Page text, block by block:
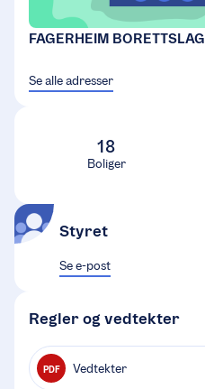
FAGERHEIM BORETTSLAG
Se alle adresser
18
Boliger
Styret
Se e-post
Regler og vedtekter
PDF Vedtekter